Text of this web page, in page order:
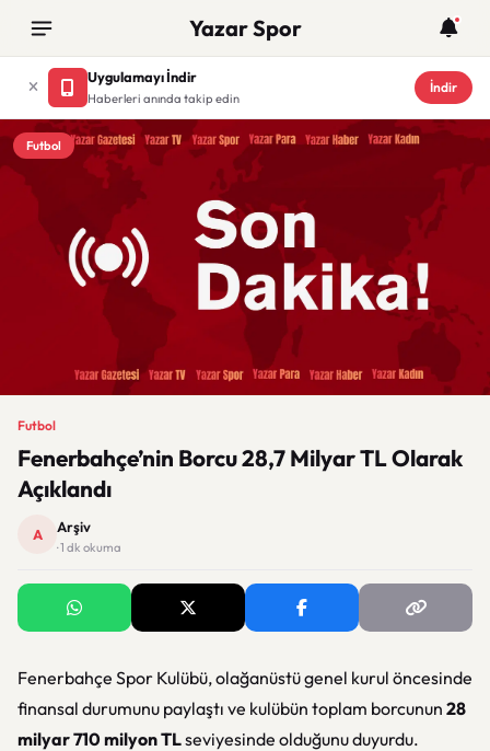
Yazar Spor
Uygulamayı İndir
Haberleri anında takip edin
İndir
Futbol
Futbol
Fenerbahçe’nin Borcu 28,7 Milyar TL Olarak
Açıklandı
A Arşiv
· 1 dk okuma
Fenerbahçe Spor Kulübü, olağanüstü genel kurul öncesinde
finansal durumunu paylaştı ve kulübün toplam borcunun 28
milyar 710 milyon TLseviyesinde olduğunu duyurdu.